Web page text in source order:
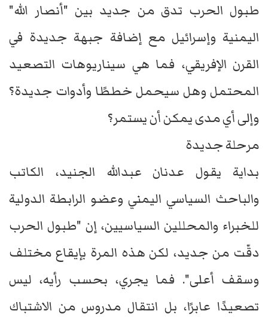
طبول الحرب تدق من جديد بين "أنصار الله"
اليمنية وإسرائيل مع إضافة جبهة جديدة في
القرن الإفريقي، فما هي سيناريوهات التصعيد
المحتمل وهل سيحمل خططًا وأدوات جديدة؟
وإلى أي مدى يمكن أن يستمر؟
مرحلة جديدة
بداية يقول عدنان عبدالله الجنيد، الكاتب
والباحث السياسي اليمني وعضو الرابطة الدولية
للخبراء والمحللين السياسيين، إن "طبول الحرب
دقّت من جديد، لكن هذه المرة بإيقاع مختلف
وسقف أعلى". فما يجري، بحسب رأيه، ليس
تصعيدًا عابرًا، بل انتقال مدروس من الاشتباك